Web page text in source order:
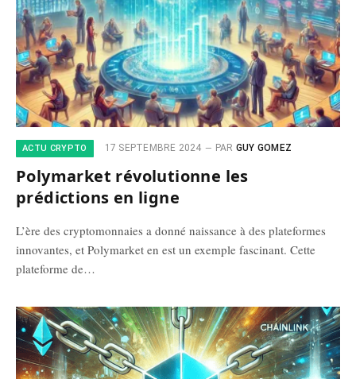
ACTU CRYPTO 17 SEPTEMBRE 2024 PAR GUY GOMEZ
Polymarket révolutionne les
prédictions en ligne
L’ère des cryptomonnaies a donné naissance à des plateformes
innovantes, et Polymarket en est un exemple fascinant. Cette
plateforme de…